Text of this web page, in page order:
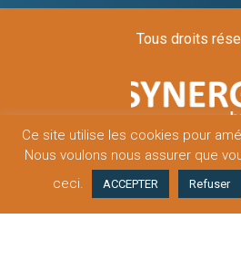
Tous droits
Mentions légales
Ce site utilise les cookies pour
Nous voulons nous assurer que
ceci.
ACCEPTER Refuser